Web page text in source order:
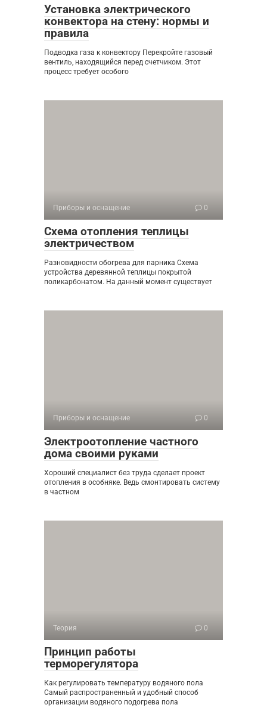
Установка электрического
конвектора на стену: нормы и
правила
Подводка газа к конвектору Перекройте газовый
вентиль, находящийся перед счетчиком. Этот
процесс требует особого
Приборы и оснащение 0
Схема отопления теплицы
электричеством
Разновидности обогрева для парника Схема
устройства деревянной теплицы покрытой
поликарбонатом. На данный момент существует
Приборы и оснащение 0
Электроотопление частного
дома своими руками
Хороший специалист без труда сделает проект
отопления в особняке. Ведь смонтировать систему
в частном
Теория 0
Принцип работы
терморегулятора
Как регулировать температуру водяного пола
Самый распространенный и удобный способ
организации водяного подогрева пола